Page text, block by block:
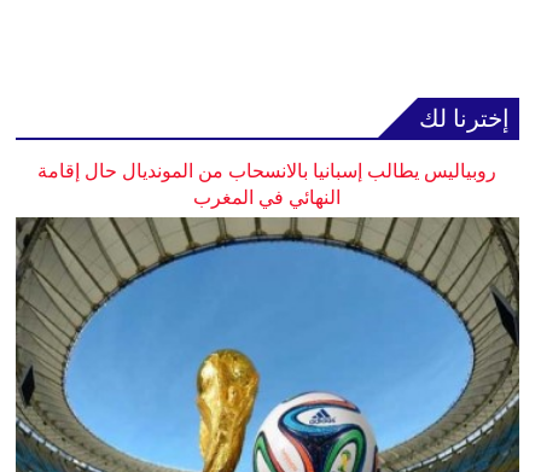
إخترنا لك
روبياليس يطالب إسبانيا بالانسحاب من المونديال حال إقامة
النهائي في المغرب